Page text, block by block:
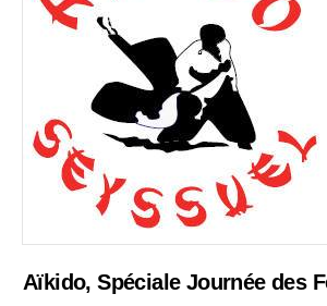
Aïkido, Spéciale Journée des